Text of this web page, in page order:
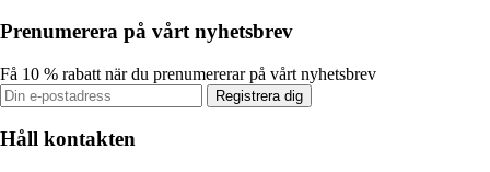
Prenumerera på vårt nyhetsbrev
Få 10 % rabatt när du prenumererar på vårt nyhetsbrev
Registrera dig
Håll kontakten